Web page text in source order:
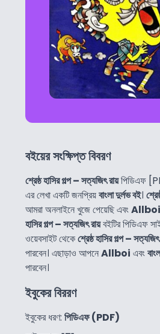
বইয়ের সংক্ষিপ্ত বিবরণ
শ্রেষ্ঠ হাসির গল্প – সত্যজিৎ রায়পিডিএফ
এর লেখা একটি জনপ্রিয়বাংলা দুর্লভ বই।
আমরা অনলাইনে খুজে পেয়েছি এবংAllboi
হাসির গল্প – সত্যজিৎ রায়বইটির পিডিএফ
ওয়েবসাইট থেকেশ্রেষ্ঠ হাসির গল্প –
পারবেন। এছাড়াও আপনেAllboi এবং
পারবেন।
ইবুকের বিররণ
ইবুকের ধরণ: পিডিএফ (PDF)